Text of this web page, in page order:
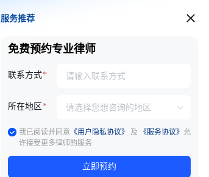
服务推荐
服务推荐
免费预约专业律师
联系方式
所在地区
我已阅读并同意 《用户隐私协议》 及 《服务协议》 允
许接受更多律师的服务
立即预约